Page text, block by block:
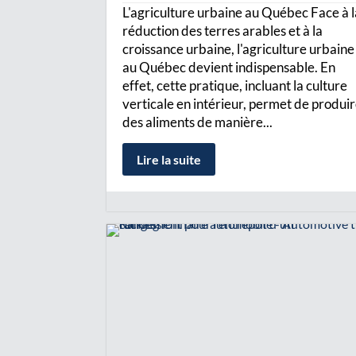
L'agriculture urbaine au Québec Face à
réduction des terres arables et à la
croissance urbaine, l'agriculture urbaine
au Québec devient indispensable. En
effet, cette pratique, incluant la culture
verticale en intérieur, permet de
des aliments de manière...
Lire la suite